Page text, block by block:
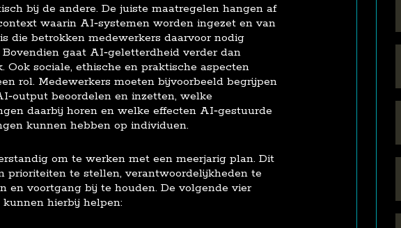
bij de andere. De juiste maatregelen hangen af
waarin AI‑systemen worden ingezet en van
die betrokken medewerkers daarvoor nodig
Bovendien gaat AI‑geletterdheid verder dan
Ook sociale, ethische en praktische aspecten
rol. Medewerkers moeten bijvoorbeeld begrijpen
beoordelen en inzetten, welke
daarbij horen en welke effecten AI‑gestuurde
kunnen hebben op individuen.
om te werken met een meerjarig plan. Dit
prioriteiten te stellen, verantwoordelijkheden te
en voortgang bij te houden. De volgende vier
hierbij helpen: